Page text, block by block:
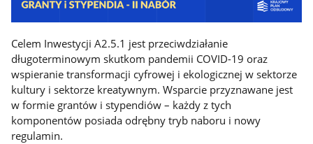
Celem Inwestycji A2.5.1 jest przeciwdziałanie
długoterminowym skutkom pandemii COVID-19 oraz
wspieranie transformacji cyfrowej i ekologicznej w sektorze
kultury i sektorze kreatywnym. Wsparcie przyznawane jest
w formie grantów i stypendiów – każdy z tych
komponentów posiada odrębny tryb naboru i nowy
regulamin.